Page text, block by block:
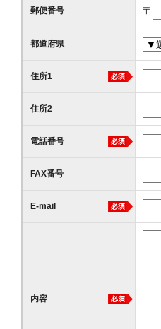
郵便番号 〒
都道府県
住所1
住所2
電話番号
FAX番号
E-mail
内容